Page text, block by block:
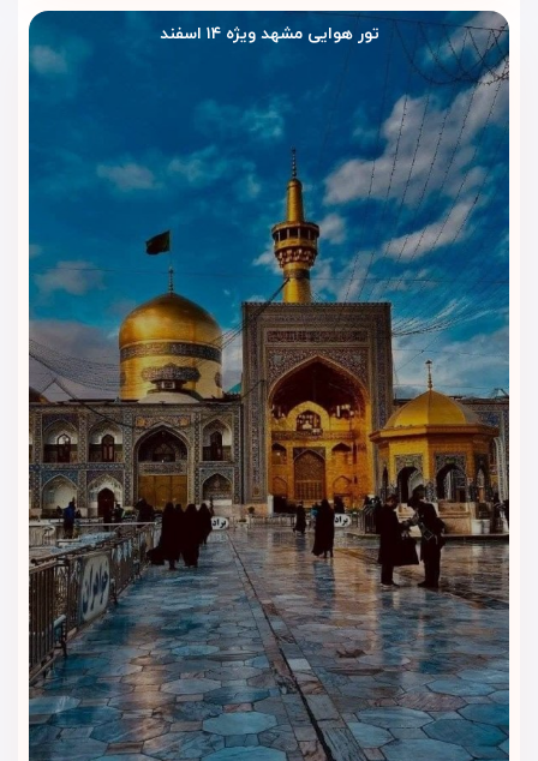
رستوران و کافی‌شاپ هتل کوثر رضوی به‌گونه‌ای طراحی شده‌اند که
مهمان‌ها بدون نیاز به خروج از هتل به یک وعده غذای گرم یا
نوشیدنی دل‌چسب دسترسی داشته باشند. فضای آرام،
سرویس‌دهی مناسب و دسترسی سریع از اتاق‌ها باعث می‌شود
مهمان‌ها زمان بیشتری را برای زیارت و استراحت ذخیره کنند.
رستوران هتل کوثر رضوی
رستوران هتل غذاهای ایرانی و خانگی سرو می‌کند و منوی آن برای
خانواده‌ها و زائرانی که به دنبال غذای ساده، سالم و مقرون‌به‌صرفه
هستند کاملاً مناسب است.
غذاها با برنج ایرانی، خورشت‌های روز و انواع کباب‌ها ارائه می‌شوند و
مهمان‌ها در سه وعده صبحانه، ناهار و شام از رستوران استفاده
می‌کنند.
فضای رستوران تمیز و مرتب است و میزها با فاصله مناسب چیده
شده‌اند تا مهمان‌ها در آرامش غذا بخورند.
ویژگی‌ها:
محیط آرام و خانوادگی
سرو انواع غذاهای ایرانی
امکان سرو وعده‌ها به‌صورت پکیج برای زائران
تور هوایی مشهد ویژه ۱۴ اسفند